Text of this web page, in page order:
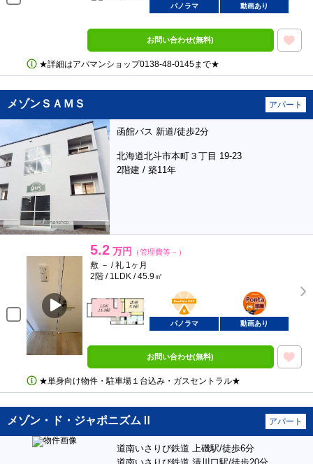
パノラマ 動画あり
お問い合わせ(無料)
★詳細はアパマンショップ0138‐48‐0145まで★
メゾンＳＡＭＳ アパート
函館バス 新道/徒歩2分
北海道北斗市本町３丁目 19-23
2階建 / 築11年
5.2 万円 （管理費等－）
敷 － / 礼 1ヶ月
2階 / 1LDK / 45.9㎡
BunChinPAY
ポンタ
部屋
パノラマ 動画あり
お問い合わせ(無料)
★単身向け物件・駐車場１台込み・ガスセントラル★
メゾン・ド・ジャポニズムⅡ アパート
道南いさりび鉄道 上磯駅/徒歩6分